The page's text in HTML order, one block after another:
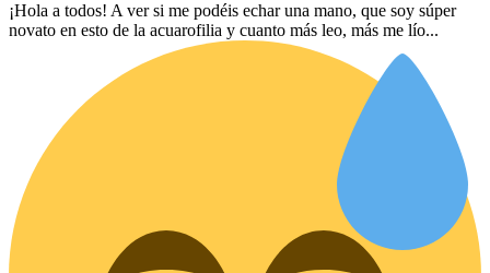
¡Hola a todos! A ver si me podéis echar una mano, que soy súper
novato en esto de la acuarofilia y cuanto más leo, más me lío...